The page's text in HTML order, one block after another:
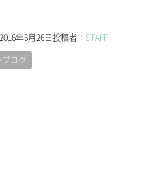
2016年3月26日投稿者： STAFF
ブログ